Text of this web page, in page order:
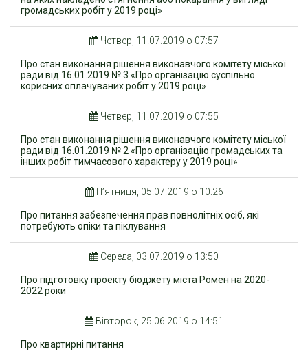
громадських робіт у 2019 році»
Четвер, 11.07.2019 о 07:57
Про стан виконання рішення виконавчого комітету міської
ради від 16.01.2019 № 3 «Про організацію суспільно
корисних оплачуваних робіт у 2019 році»
Четвер, 11.07.2019 о 07:55
Про стан виконання рішення виконавчого комітету міської
ради від 16.01.2019 № 2 «Про організацію громадських та
інших робіт тимчасового характеру у 2019 році»
П’ятниця, 05.07.2019 о 10:26
Про питання забезпечення прав повнолітніх осіб, які
потребують опіки та піклування
Середа, 03.07.2019 о 13:50
Про підготовку проекту бюджету міста Ромен на 2020-
2022 роки
Вівторок, 25.06.2019 о 14:51
Про квартирні питання